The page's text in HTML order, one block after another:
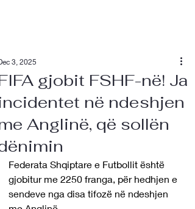
gjobit FSHF-në! Ja
në ndeshjen
Anglinë, që sollën
3, 2025
Federata Shqiptare e Futbollit është
gjobitur me 2250 franga, për hedhjen e
sendeve nga disa tifozë në ndeshjen